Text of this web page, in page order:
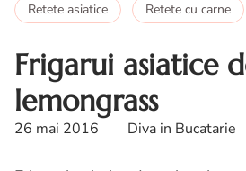
Retete asiatice Retete cu carne
Frigarui asiatice
lemongrass
26 mai 2016 Diva in Bucatarie